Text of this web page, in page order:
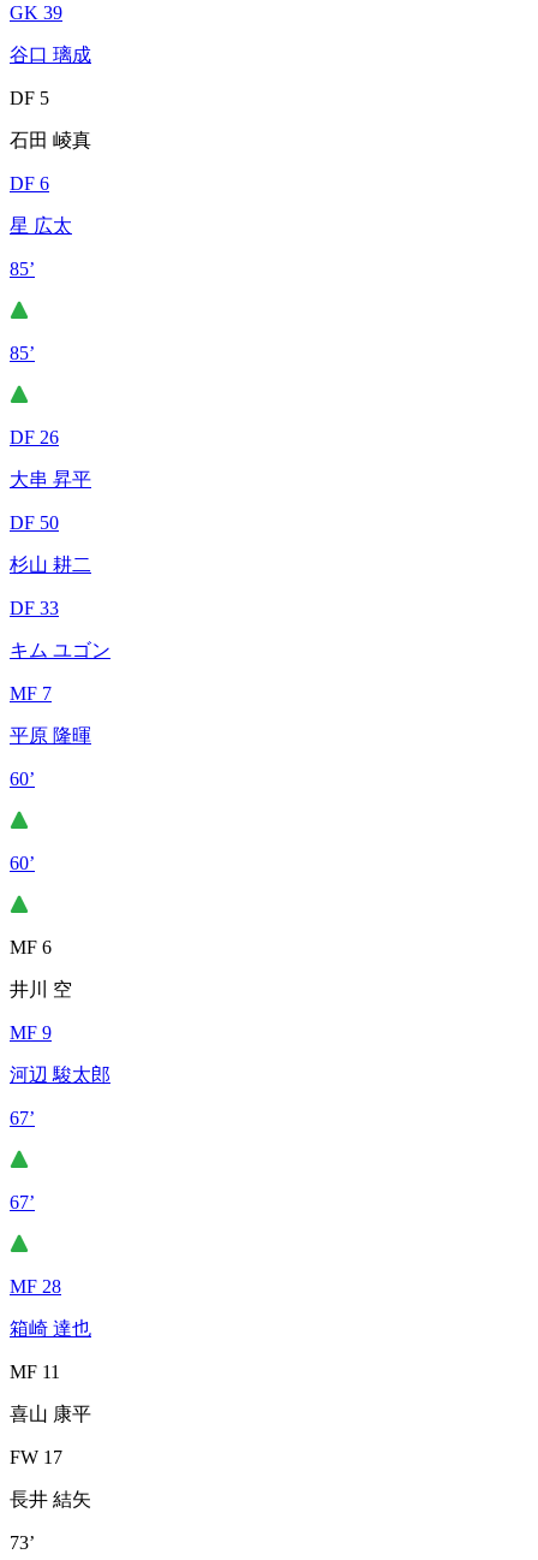
GK 39
谷口 璃成
DF 5
石田 崚真
DF 6
星 広太
85’
85’
DF 26
大串 昇平
DF 50
杉山 耕二
DF 33
キム ユゴン
MF 7
平原 隆暉
60’
60’
MF 6
井川 空
MF 9
河辺 駿太郎
67’
67’
MF 28
箱崎 達也
MF 11
喜山 康平
FW 17
長井 結矢
73’